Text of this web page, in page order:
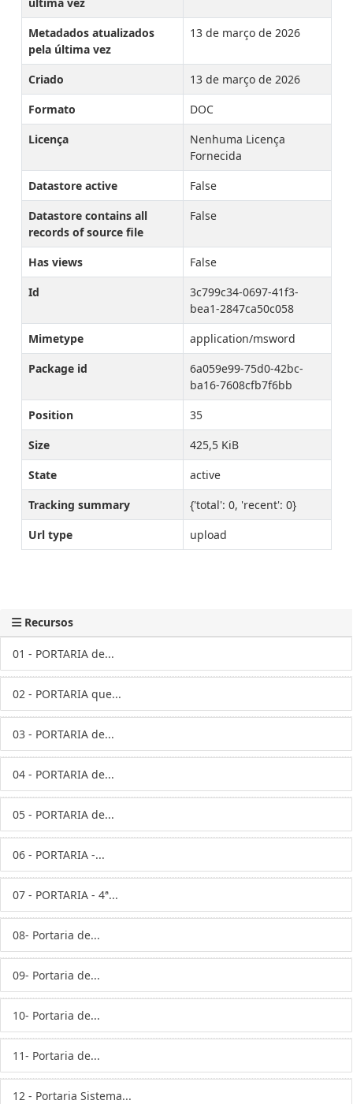
Recursos
01 - PORTARIA de...
02 - PORTARIA que...
03 - PORTARIA de...
04 - PORTARIA de...
05 - PORTARIA de...
06 - PORTARIA -...
07 - PORTARIA - 4ª...
08- Portaria de...
09- Portaria de...
10- Portaria de...
11- Portaria de...
12 - Portaria Sistema...
Metadados atualizados
pela última vez
13 de março de 2026
Criado
13 de março de 2026
Formato
DOC
Licença
Nenhuma Licença
Fornecida
Datastore active
False
Datastore contains all
records of source file
False
Has views
False
Id
3c799c34-0697-41f3-
bea1-2847ca50c058
Mimetype
application/msword
Package id
6a059e99-75d0-42bc-
ba16-7608cfb7f6bb
Position
35
Size
425,5 KiB
State
active
Tracking summary
{'total': 0, 'recent': 0}
Url type
upload